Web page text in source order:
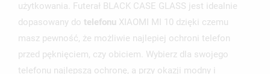
użytkowania. Futerał BLACK CASE GLASS jest idealnie
dopasowany do telefonu XIAOMI MI 10 dzięki czemu
masz pewność, że możliwie najlepiej ochroni telefon
przed pęknięciem, czy obiciem. Wybierz dla swojego
telefonu najlepszą ochronę, a przy okazji modny i